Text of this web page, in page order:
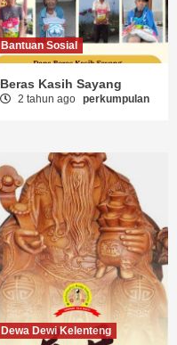
Bantuan Sosial
Beras Kasih Sayang
2 tahun ago perkumpulan
Dewa Dewi Kelenteng